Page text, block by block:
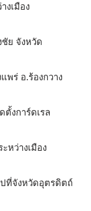
งเมือง
ชัย จังหวัด
พร่ อ.ร้องกวาง
ตั้งการ์ดเรล
หว่างเมือง
ปที่จังหวัดอุตรดิตถ์